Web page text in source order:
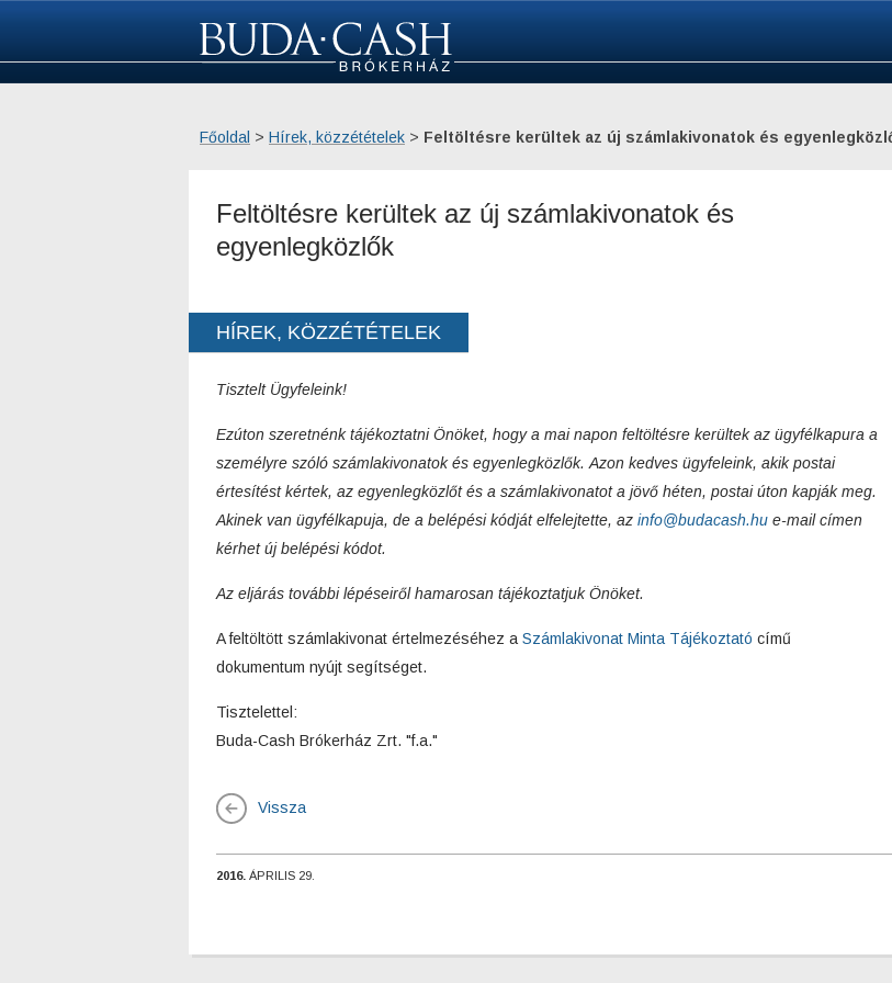
Főoldal ­ > ­ Hírek, közzétételek ­ > ­ Feltöltésre kerültek az új számlakivonatok és
Feltöltésre kerültek az új számlakivonatok és
egyenlegközlők
HÍREK, KÖZZÉTÉTELEK
Tisztelt Ügyfeleink!
Ezúton szeretnénk tájékoztatni Önöket, hogy a mai napon feltöltésre kerültek az ügyfélkapura a
személyre szóló számlakivonatok és egyenlegközlők. Azon kedves ügyfeleink, akik postai
értesítést kértek, az egyenlegközlőt és a számlakivonatot a jövő héten, postai úton kapják meg.
Akinek van ügyfélkapuja, de a belépési kódját elfelejtette, az info@budacash.hu e-mail címen
kérhet új belépési kódot.
Az eljárás további lépéseiről hamarosan tájékoztatjuk Önöket.
A feltöltött számlakivonat értelmezéséhez a Számlakivonat Minta Tájékoztató című
dokumentum nyújt segítséget.
Tisztelettel:
Buda-Cash Brókerház Zrt. "f.a."
Vissza
2016. ÁPRILIS 29.